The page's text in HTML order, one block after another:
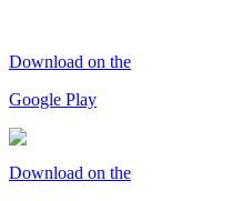
Download on the
Google Play
Download on the